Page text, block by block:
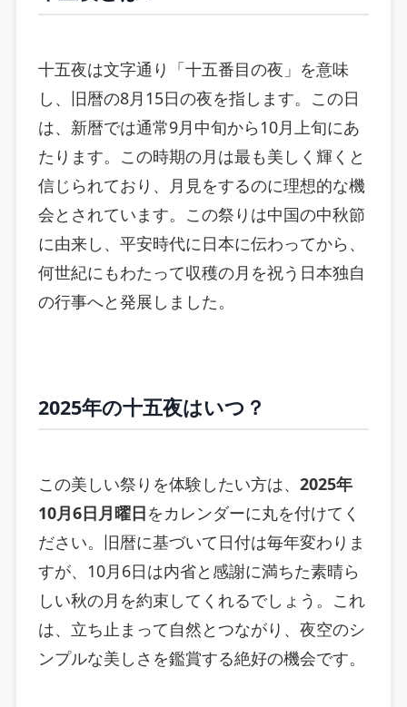
十五夜は文字通り「十五番目の夜」を意味
し、旧暦の8月15日の夜を指します。この日
は、新暦では通常9月中旬から10月上旬にあ
たります。この時期の月は最も美しく輝くと
信じられており、月見をするのに理想的な機
会とされています。この祭りは中国の中秋節
に由来し、平安時代に日本に伝わってから、
何世紀にもわたって収穫の月を祝う日本独自
の行事へと発展しました。
2025年の十五夜はいつ？
この美しい祭りを体験したい方は、2025年
10月6日月曜日をカレンダーに丸を付けてく
ださい。旧暦に基づいて日付は毎年変わりま
すが、10月6日は内省と感謝に満ちた素晴ら
しい秋の月を約束してくれるでしょう。これ
は、立ち止まって自然とつながり、夜空のシ
ンプルな美しさを鑑賞する絶好の機会です。